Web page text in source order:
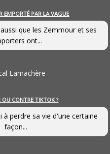
EMPORTÉ PAR LA VAGUE
que les Zemmour et ses
ont...
Lamachère
OU CONTRE TIKTOK ?
à perdre sa vie d'une certaine
façon...